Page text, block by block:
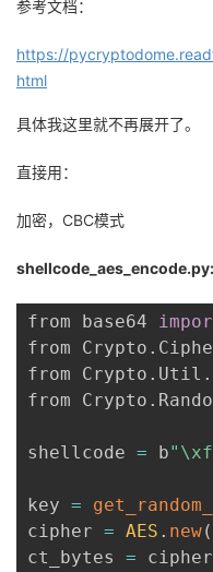
参考文档：
https://
html
具体我这里就不再展开了。
直接用：
加密，CBC模式
shellcode_aes_encode.py:
from base64
from Crypto .
from Crypto . Util .
from Crypto .
shellcode = b
key =
cipher = AES . new(
ct_bytes = cipher